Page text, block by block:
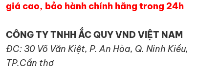
giá cao, bảo hành chính hãng trong 24h
CÔNG TY TNHH ẮC QUY VND VIỆT NAM
ĐC: 30 Võ Văn Kiệt, P. An Hòa, Q. Ninh Kiều,
TP.Cần thơ